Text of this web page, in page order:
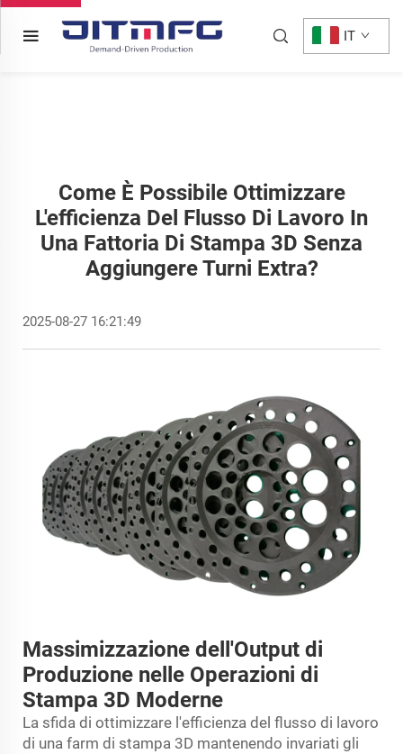
IT
Come È Possibile Ottimizzare
L'efficienza Del Flusso Di Lavoro In
Una Fattoria Di Stampa 3D Senza
Aggiungere Turni Extra?
2025-08-27 16:21:49
Massimizzazione dell'Output di
Produzione nelle Operazioni di
Stampa 3D Moderne
La sfida di ottimizzare l'efficienza del flusso di lavoro
di una farm di stampa 3D mantenendo invariati gli